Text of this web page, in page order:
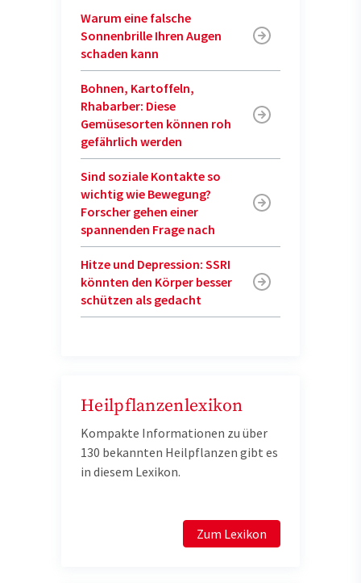
Warum eine falsche
Sonnenbrille Ihren Augen
schaden kann
Bohnen, Kartoffeln,
Rhabarber: Diese
Gemüsesorten können roh
gefährlich werden
Sind soziale Kontakte so
wichtig wie Bewegung?
Forscher gehen einer
spannenden Frage nach
Hitze und Depression: SSRI
könnten den Körper besser
schützen als gedacht
Heilpflanzenlexikon
Kompakte Informationen zu über
130 bekannten Heilpflanzen gibt es
in diesem Lexikon.
Zum Lexikon